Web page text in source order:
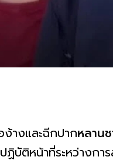
างและฉีกปากหลาน
บัติหน้าที่ระหว่างกา